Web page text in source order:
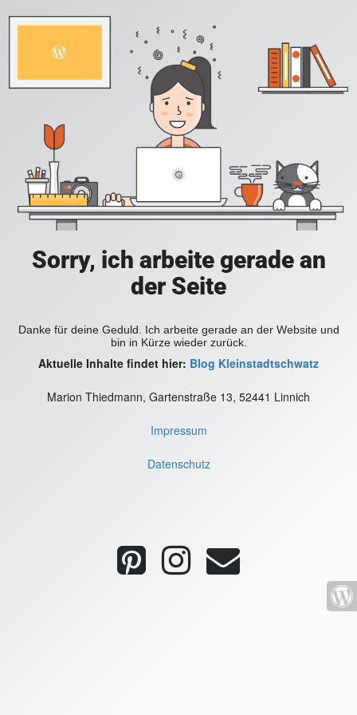
Sorry, ich arbeite gerade an
der Seite
Danke für deine Geduld. Ich arbeite gerade an der Website und
bin in Kürze wieder zurück.
Aktuelle Inhalte findet hier: Blog Kleinstadtschwatz
Marion Thiedmann, Gartenstraße 13, 52441 Linnich
Impressum
Datenschutz